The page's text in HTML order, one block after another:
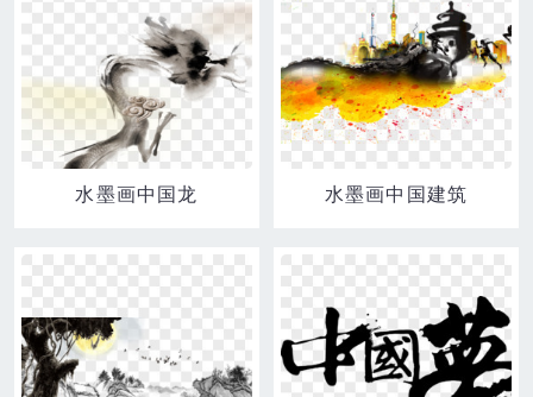
水墨画中国龙 水墨画中国建筑